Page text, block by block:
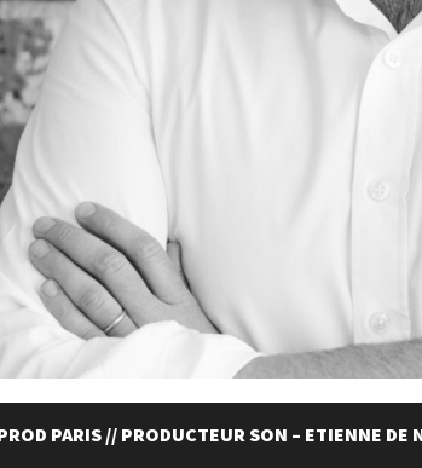
PARIS // PRODUCTEUR SON – ETIENNE DE